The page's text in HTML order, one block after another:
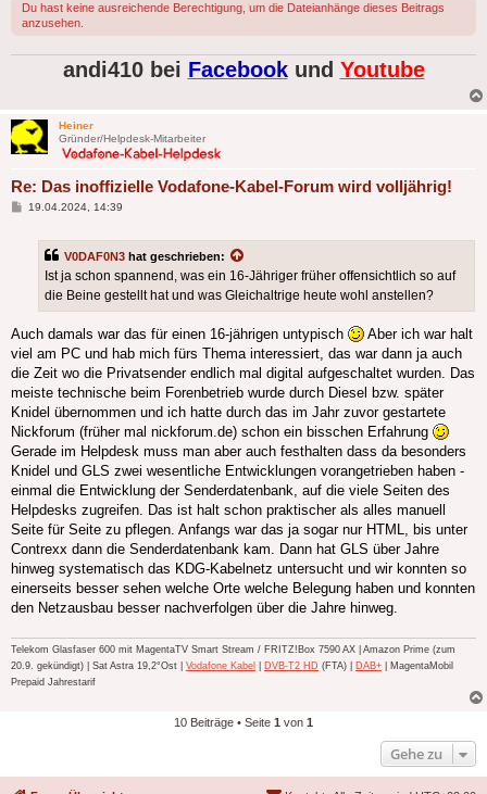
Du hast keine ausreichende Berechtigung, um die Dateianhänge dieses Beitrags
anzusehen.
andi410 bei Facebookund Youtube
Heiner
Gründer/Helpdesk-Mitarbeiter
Re: Das inoffizielle Vodafone-Kabel-Forum wird volljährig!
Beitrag
19.04.2024, 14:39
V0DAF0N3 hat geschrieben:
Ist ja schon spannend, was ein 16-Jähriger früher offensichtlich so auf
die Beine gestellt hat und was Gleichaltrige heute wohl anstellen?
Auch damals war das für einen 16-jährigen untypisch
Aber ich war halt
viel am PC und hab mich fürs Thema interessiert, das war dann ja auch
die Zeit wo die Privatsender endlich mal digital aufgeschaltet wurden. Das
meiste technische beim Forenbetrieb wurde durch Diesel bzw. später
Knidel übernommen und ich hatte durch das im Jahr zuvor gestartete
Nickforum (früher mal nickforum.de) schon ein bisschen Erfahrung
Gerade im Helpdesk muss man aber auch festhalten dass da besonders
Knidel und GLS zwei wesentliche Entwicklungen vorangetrieben haben -
einmal die Entwicklung der Senderdatenbank, auf die viele Seiten des
Helpdesks zugreifen. Das ist halt schon praktischer als alles manuell
Seite für Seite zu pflegen. Anfangs war das ja sogar nur HTML, bis unter
Contrexx dann die Senderdatenbank kam. Dann hat GLS über Jahre
hinweg systematisch das KDG-Kabelnetz untersucht und wir konnten so
einerseits besser sehen welche Orte welche Belegung haben und konnten
den Netzausbau besser nachverfolgen über die Jahre hinweg.
Telekom Glasfaser 600 mit MagentaTV Smart Stream / FRITZ!Box 7590 AX | Amazon Prime (zum
20.9. gekündigt) | Sat Astra 19,2°Ost | Vodafone Kabel DVB-T2 HD (FTA) | DAB+ | MagentaMobil
Prepaid Jahrestarif
10 Beiträge • Seite 1 von 1
Gehe zu